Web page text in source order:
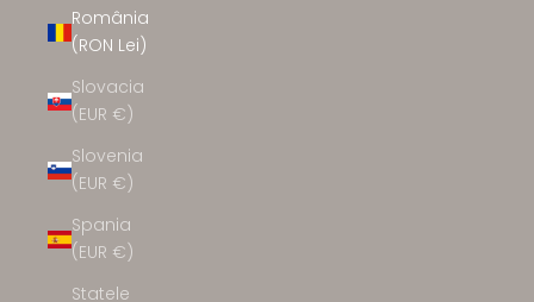
România
(RON Lei)
Slovacia
(EUR €)
Slovenia
(EUR €)
Spania
(EUR €)
Statele